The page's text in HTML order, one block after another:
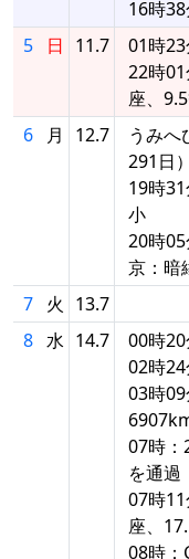
16時38
5
日 11.7
01時
22時01
座、9.5
6
月 12.7
うみへ
291日）
19時
小
20時
京：暗
7
火 13.7
8 水 14.7
00時
02時
03時09
07時：
を通過
07時
座、
08時：